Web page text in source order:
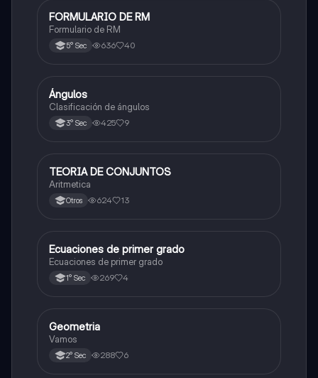
Matemáticas
FORMULARIO DE RM
Formulario de RM
5° Sec 636 40
Matemáticas
Ángulos
Clasificación de ángulos
3° Sec 425 9
Matemáticas
TEORIA DE CONJUNTOS
Aritmetica
Otros 624 13
Matemáticas
Ecuaciones de primer grado
Ecuaciones de primer grado
1° Sec 269 4
Matemáticas
Geometria
Vamos
2° Sec 288 6